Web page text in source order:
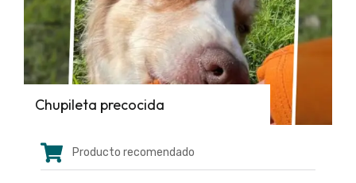
Chupileta precocida
Producto recomendado